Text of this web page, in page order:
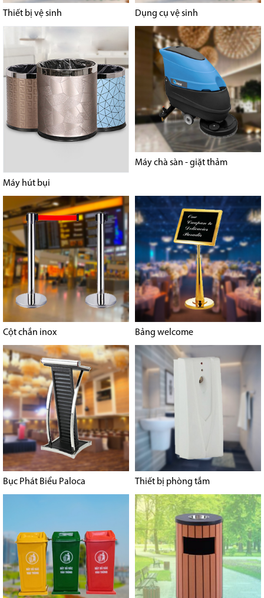
Thiết bị vệ sinh Dụng cụ vệ sinh
Máy hút bụi
Máy chà sàn - giặt thảm
Cột chắn inox Bảng welcome
Bục Phát Biểu Paloca Thiết bị phòng tắm